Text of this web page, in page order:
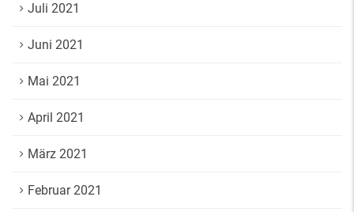
Juli 2021
Juni 2021
Mai 2021
April 2021
März 2021
Februar 2021